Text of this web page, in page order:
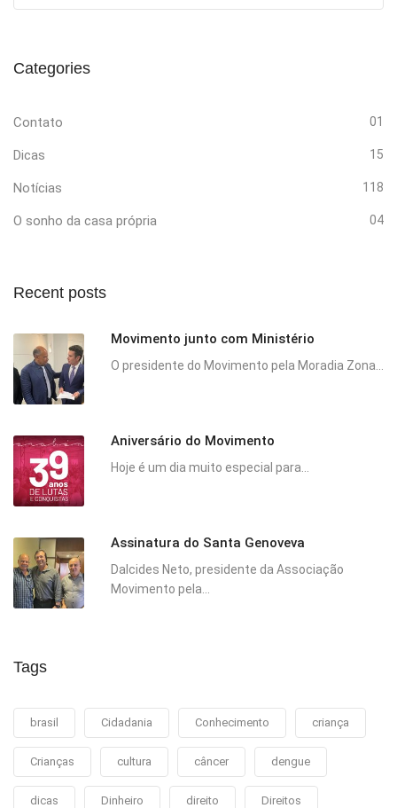
Categories
Contato 01
Dicas 15
Notícias 118
O sonho da casa própria 04
Recent posts
Movimento junto com Ministério
O presidente do Movimento pela Moradia Zona...
Aniversário do Movimento
Hoje é um dia muito especial para...
Assinatura do Santa Genoveva
Dalcides Neto, presidente da Associação
Movimento pela...
Tags
brasil Cidadania Conhecimento criança
Crianças cultura câncer dengue
dicas Dinheiro direito Direitos